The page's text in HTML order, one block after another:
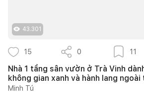
43.301
15 0 11
Nhà 1 tầng sân vườn ở Trà Vinh
không gian xanh và hành lang
Minh Tú